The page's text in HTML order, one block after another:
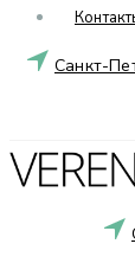
Санкт-